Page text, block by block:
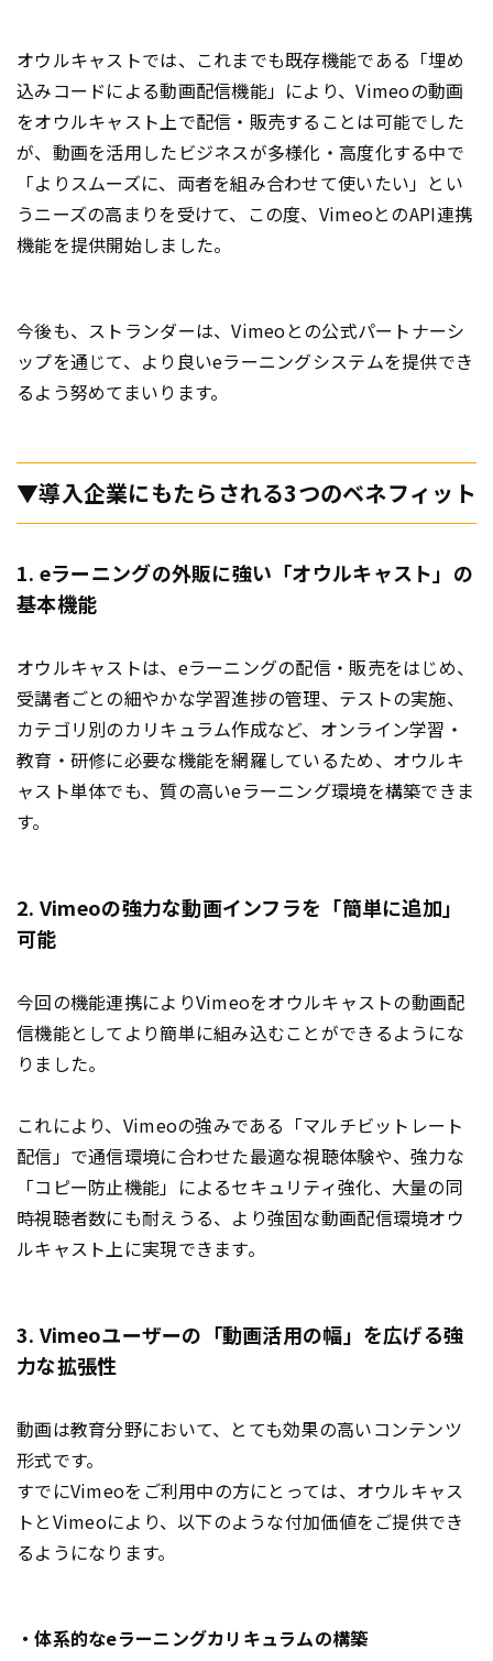
オウルキャストでは、これまでも既存機能である「埋め
込みコードによる動画配信機能」により、Vimeoの動画
をオウルキャスト上で配信・販売することは可能でした
が、動画を活用したビジネスが多様化・高度化する中で
「よりスムーズに、両者を組み合わせて使いたい」とい
うニーズの高まりを受けて、この度、VimeoとのAPI連携
機能を提供開始しました。
今後も、ストランダーは、Vimeoとの公式パートナーシ
ップを通じて、より良いeラーニングシステムを提供でき
るよう努めてまいります。
▼導入企業にもたらされる3つのベネフィット
1. eラーニングの外販に強い「オウルキャスト」の
基本機能
オウルキャストは、eラーニングの配信・販売をはじめ、
受講者ごとの細やかな学習進捗の管理、テストの実施、
カテゴリ別のカリキュラム作成など、オンライン学習・
教育・研修に必要な機能を網羅しているため、オウルキ
ャスト単体でも、質の高いeラーニング環境を構築できま
す。
2. Vimeoの強力な動画インフラを「簡単に追加」
可能
今回の機能連携によりVimeoをオウルキャストの動画配
信機能としてより簡単に組み込むことができるようにな
りました。
これにより、Vimeoの強みである「マルチビットレート
配信」で通信環境に合わせた最適な視聴体験や、強力な
「コピー防止機能」によるセキュリティ強化、大量の同
時視聴者数にも耐えうる、より強固な動画配信環境オウ
ルキャスト上に実現できます。
3. Vimeoユーザーの「動画活用の幅」を広げる強
力な拡張性
動画は教育分野において、とても効果の高いコンテンツ
形式です。
すでにVimeoをご利用中の方にとっては、オウルキャス
トとVimeoにより、以下のような付加価値をご提供でき
るようになります。
・体系的なeラーニングカリキュラムの構築